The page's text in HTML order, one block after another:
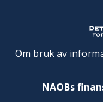
Om bruk av
NAOBs